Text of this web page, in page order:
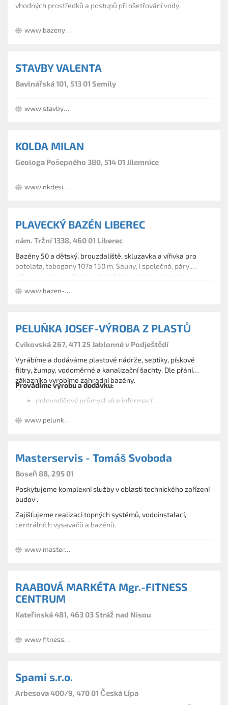
vhodných prostředků a postupů při ošetřování vody.
www.bazeny-mlejnek.cz
STAVBY VALENTA
Bavlnářská 101, 513 01 Semily
www.stavbyvalenta.cz
KOLDA MILAN
Geologa Pošepného 380, 514 01 Jilemnice
www.nkdesign.cz
PLAVECKÝ BAZÉN LIBEREC
nám. Tržní 1338, 460 01 Liberec
Bazény 50 a dětský, brouzdaliště, skluzavka a vířivka pro
batolata, tobogany 107a 150 m. Sauny, i společná, páry,
sluneční louka a solária. Výuka plavání, potápění, aquaerobik.
www.bazen-info.cz
PELUŇKA JOSEF-VÝROBA Z PLASTŮ
Cvikovská 267, 471 25 Jablonné v Podještědí
Vyrábíme a dodáváme plastové nádrže, septiky, pískové
filtry, žumpy, vodoměrné a kanalizační šachty. Dle přání
zákazníka vyrobíme zahradní bazény.
Provádíme výrobu a dodávku:
polovodičový průmysl více informací...
vzduchotechniky
plastových kanalizačních šachet
pískové filtry a biologické čistění vod
galvanických van
svařování PE, PP, PVC, PVDF
CNC frézování plastů
www.pelunka.euroregin.cz
Masterservis - Tomáš Svoboda
Boseň 88, 295 01
Poskytujeme komplexní služby v oblasti technického zařízení
budov .
Zajišťujeme realizaci topných systémů, vodoinstalací,
centrálních vysavačů a bazénů.
chlazení a klimatizací.
www.masterservis.eu
RAABOVÁ MARKÉTA Mgr.-FITNESS
CENTRUM
Kateřinská 481, 463 03 Stráž nad Nisou
www.fitness-straz.cz
Spami s.r.o.
Arbesova 400/9, 470 01 Česká Lípa